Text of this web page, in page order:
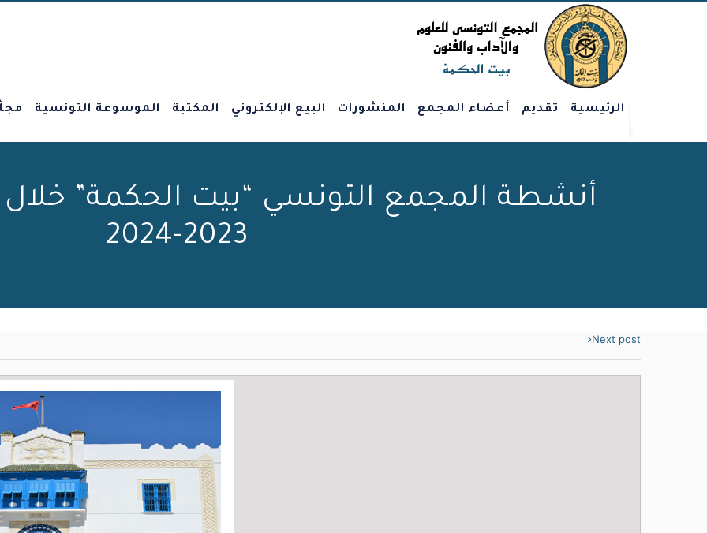
الرئيسية تقديم أعضاء المجمع المنشورات البيع الإلكتروني المكتبة الموسوعة التونسية
أنشطة المجمع التونسي “بيت الحكمة” خلال
2023-2024
Next post